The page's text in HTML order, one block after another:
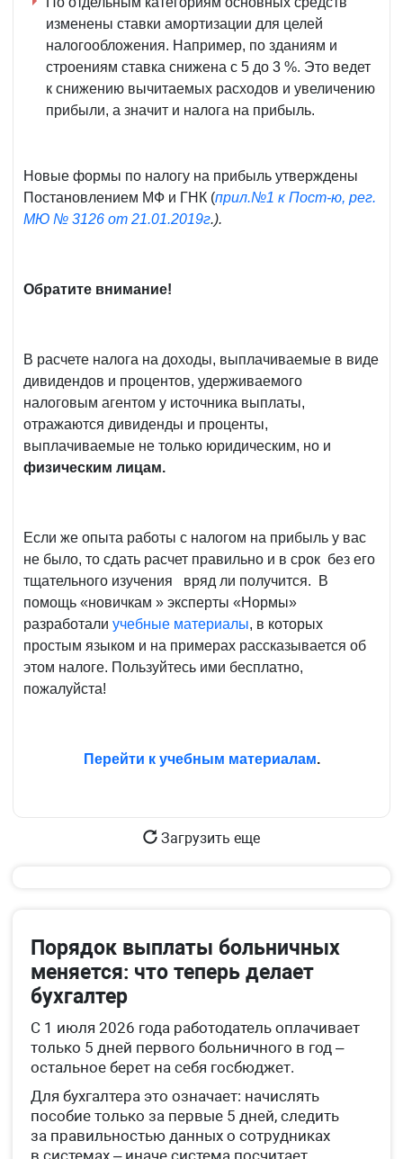
изменены ставки амортизации для целей
налогообложения. Например, по зданиям и
строениям ставка снижена с 5 до 3 %. Это ведет
к снижению вычитаемых расходов и увеличению
прибыли, а значит и налога на прибыль.
Новые формы по налогу на прибыль утверждены
Постановлением МФ и ГНК (прил.№1 к Пост-ю, рег.
МЮ № 3126 от 21.01.2019г.).
Обратите внимание!
В расчете налога на доходы, выплачиваемые в виде
дивидендов и процентов, удерживаемого
налоговым агентом у источника выплаты,
отражаются дивиденды и проценты,
выплачиваемые не только юридическим, но и
физическим лицам.
Если же опыта работы с налогом на прибыль у вас
не было, то сдать расчет правильно и в срок без его
тщательного изучения вряд ли получится. В
помощь «новичкам » эксперты «Нормы»
разработали учебные материалы, в которых
простым языком и на примерах рассказывается об
этом налоге. Пользуйтесь ими бесплатно,
пожалуйста!
Перейти к учебным материалам.
Загрузить еще
Порядок выплаты больничных
меняется: что теперь делает
бухгалтер
С 1 июля 2026 года работодатель оплачивает
только 5 дней первого больничного в год –
остальное берет на себя госбюджет.
Для бухгалтера это означает: начислять
пособие только за первые 5 дней, следить
за правильностью данных о сотрудниках